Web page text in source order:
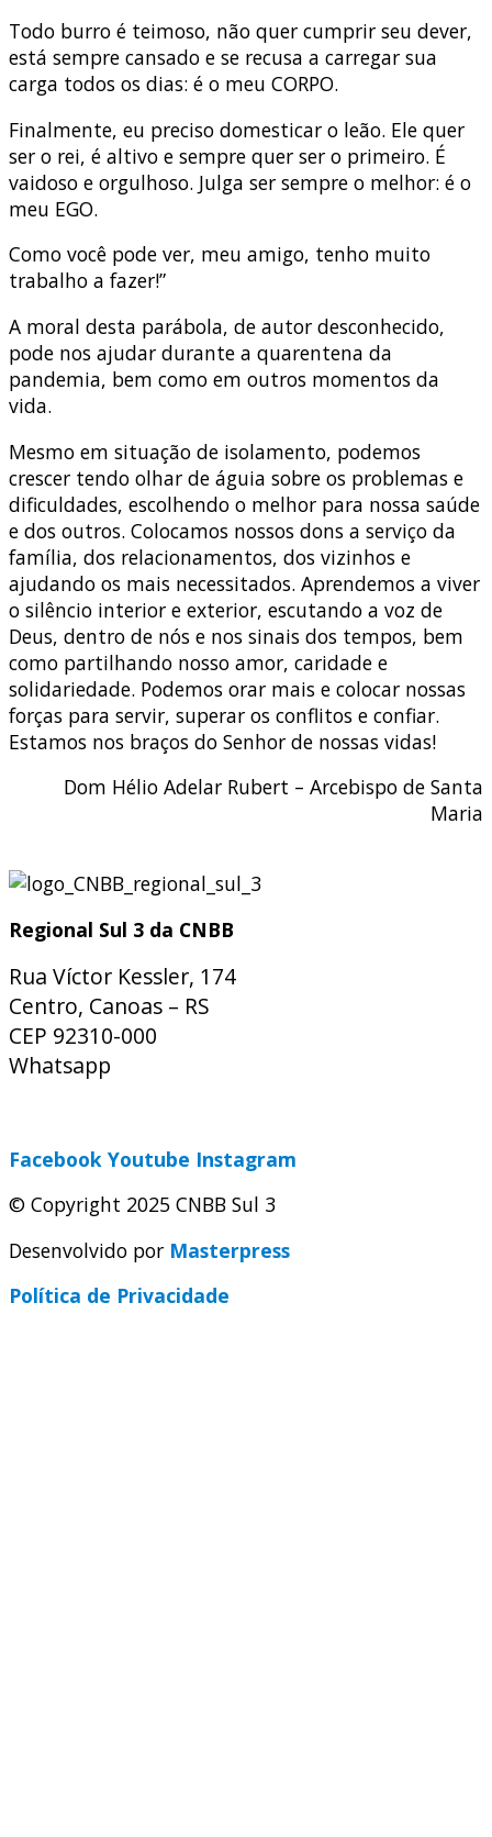
Todo burro é teimoso, não quer cumprir seu dever,
está sempre cansado e se recusa a carregar sua
carga todos os dias: é o meu CORPO.
Finalmente, eu preciso domesticar o leão. Ele quer
ser o rei, é altivo e sempre quer ser o primeiro. É
vaidoso e orgulhoso. Julga ser sempre o melhor: é o
meu EGO.
Como você pode ver, meu amigo, tenho muito
trabalho a fazer!”
A moral desta parábola, de autor desconhecido,
pode nos ajudar durante a quarentena da
pandemia, bem como em outros momentos da
vida.
Mesmo em situação de isolamento, podemos
crescer tendo olhar de águia sobre os problemas e
dificuldades, escolhendo o melhor para nossa saúde
e dos outros. Colocamos nossos dons a serviço da
família, dos relacionamentos, dos vizinhos e
ajudando os mais necessitados. Aprendemos a viver
o silêncio interior e exterior, escutando a voz de
Deus, dentro de nós e nos sinais dos tempos, bem
como partilhando nosso amor, caridade e
solidariedade. Podemos orar mais e colocar nossas
forças para servir, superar os conflitos e confiar.
Estamos nos braços do Senhor de nossas vidas!
Dom Hélio Adelar Rubert – Arcebispo de Santa
Maria
Regional Sul 3 da CNBB
Rua Víctor Kessler, 174
Centro, Canoas – RS
CEP 92310-000
Whatsapp
Facebook Youtube Instagram
© Copyright 2025 CNBB Sul 3
Desenvolvido por Masterpress
Política de Privacidade